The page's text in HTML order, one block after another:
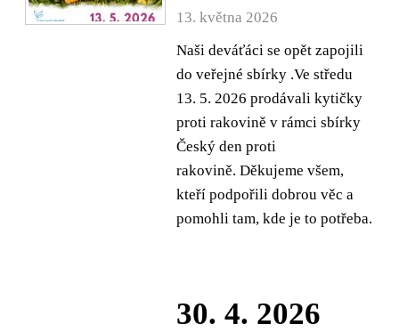
13. května 2026
Naši deváťáci se opět zapojili
do veřejné sbírky .Ve středu
13. 5. 2026 prodávali kytičky
proti rakovině v rámci sbírky
Český den proti
rakovině. Děkujeme všem,
kteří podpořili dobrou věc a
pomohli tam, kde je to potřeba.
30. 4. 2026